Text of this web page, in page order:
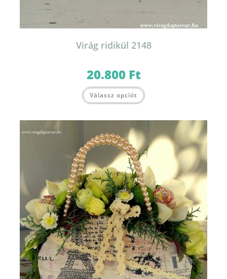
Virág ridikül 2148
20.800 Ft
Válassz opciót